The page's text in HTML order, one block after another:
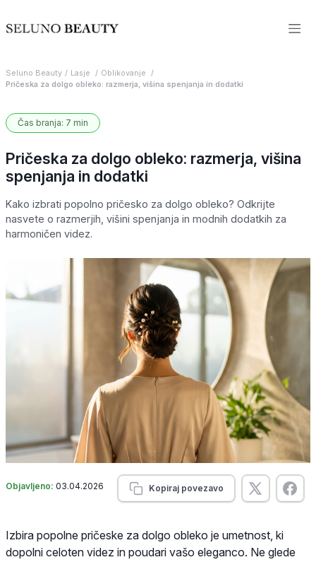
Seluno Beauty Lasje
Oblikovanje
Pričeska za dolgo obleko: razmerja, višina spenjanja in dodatki
Čas branja: 7 min
Pričeska za dolgo obleko: razmerja, višina
spenjanja in dodatki
Kako izbrati popolno pričesko za dolgo obleko? Odkrijte
nasvete o razmerjih, višini spenjanja in modnih dodatkih za
harmoničen videz.
Objavljeno: 03.04.2026 Kopiraj povezavo
Izbira popolne pričeske za dolgo obleko je umetnost, ki
dopolni celoten videz in poudari vašo eleganco. Ne glede